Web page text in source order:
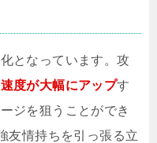
となっています。攻
速度が大幅にアップす
ジを狙うことができ
友情持ちを引っ張る立